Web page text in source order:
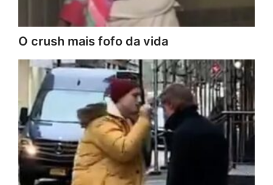
O crush mais fofo da vida